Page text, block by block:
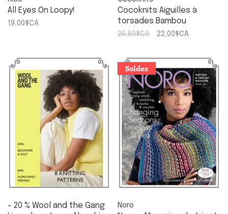
All Eyes On Loopy!
19,00$CA
Cocoknits Aiguilles à
torsades Bambou
20,50$CA 22,00$CA
- 20 % Wool and the Gang
Soldes
Noro